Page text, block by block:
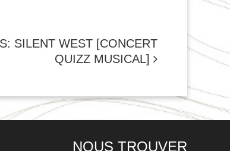
SILENT WEST [CONCERT
QUIZZ MUSICAL]
NOUS TROUVER